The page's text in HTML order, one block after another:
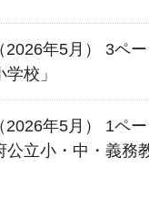
年5月） 3ペ
校」
年5月） 1ペ
立小・中・義務